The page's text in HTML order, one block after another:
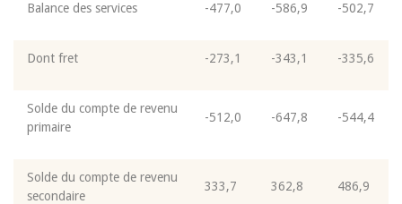
Balance des services -477,0 -586,9 -502,7
Dont fret -273,1 -343,1 -335,6
Solde du compte de revenu
primaire
-512,0 -647,8 -544,4
Solde du compte de revenu
secondaire
333,7 362,8 486,9